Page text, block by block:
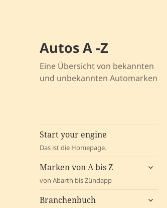
Autos A -Z
Eine Übersicht von bekannten
und unbekannten Automarken
Start your engine
Das ist die Homepage.
Marken von A bis Z
von Abarth bis Zündapp
Branchenbuch